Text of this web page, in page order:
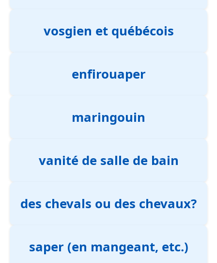
vosgien et québécois
enfirouaper
maringouin
vanité de salle de bain
des chevals ou des chevaux?
saper (en mangeant, etc.)